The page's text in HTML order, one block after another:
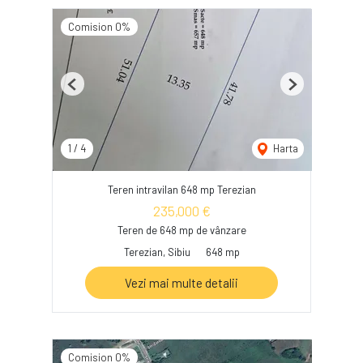
Comision 0%
1 / 4 Harta
Previous Next
Teren intravilan 648 mp Terezian
235,000 €
Teren de 648 mp de vânzare
Terezian, Sibiu
648 mp
Vezi mai multe detalii
Comision 0%